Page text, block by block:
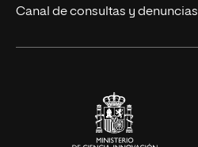
Eventos
Canal de consultas y denuncias